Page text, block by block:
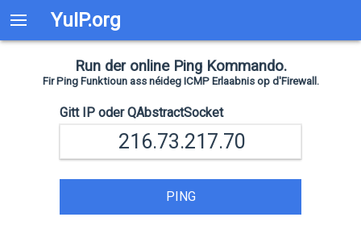
YuIP.org
Run der online Ping Kommando.
Fir Ping Funktioun ass néideg ICMP Erlaabnis op d'Firewall.
Gitt IP oder QAbstractSocket
PING